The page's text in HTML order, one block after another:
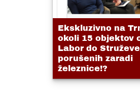
Ekskluzivno na
okoli 15 objektov
Labor do
porušenih zaradi
železnice!?